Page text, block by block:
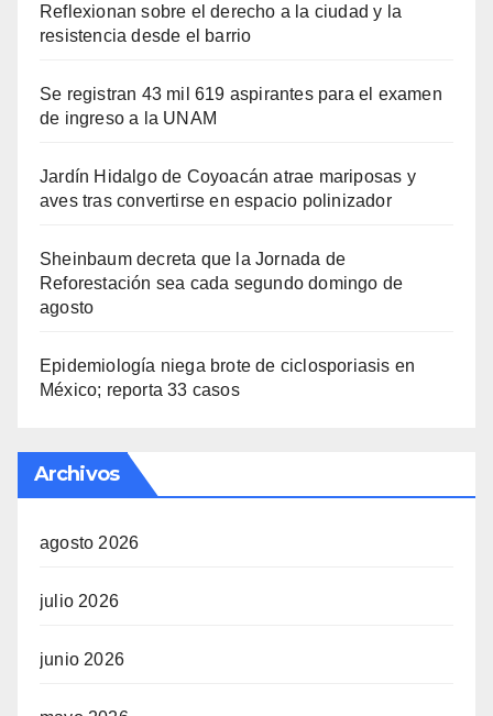
Reflexionan sobre el derecho a la ciudad y la
resistencia desde el barrio
Se registran 43 mil 619 aspirantes para el examen
de ingreso a la UNAM
Jardín Hidalgo de Coyoacán atrae mariposas y
aves tras convertirse en espacio polinizador
Sheinbaum decreta que la Jornada de
Reforestación sea cada segundo domingo de
agosto
Epidemiología niega brote de ciclosporiasis en
México; reporta 33 casos
Archivos
agosto 2026
julio 2026
junio 2026